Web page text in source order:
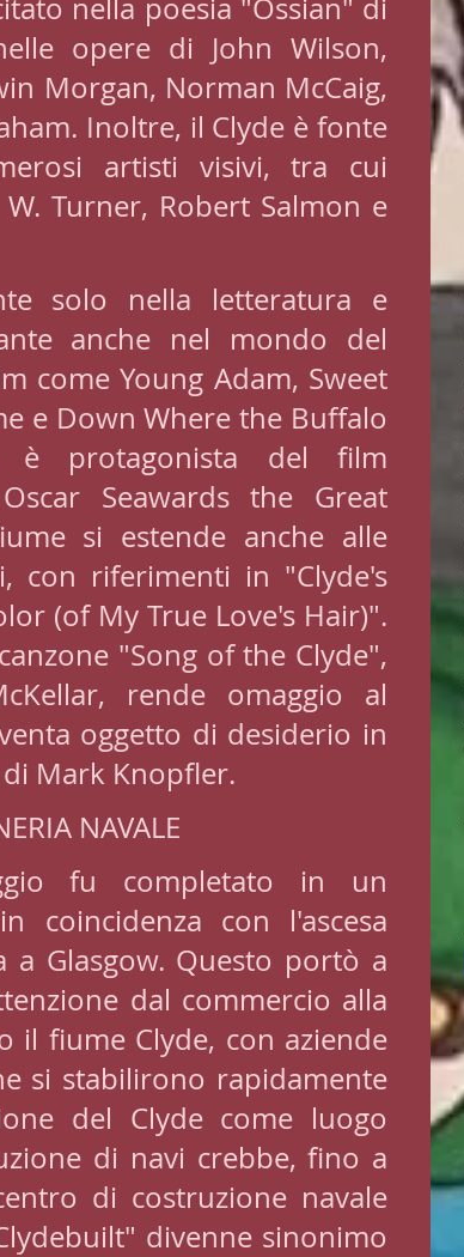
nella poesia "Ossian" di
opere di John Wilson,
Morgan, Norman McCaig,
Inoltre, il Clyde è fonte
artisti visivi, tra cui
Turner, Robert Salmon e
solo nella letteratura e
anche nel mondo del
come Young Adam, Sweet
e Down Where the Buffalo
protagonista del film
Seawards the Great
si estende anche alle
con riferimenti in "Clyde's
(of My True Love's Hair)".
"Song of the Clyde",
rende omaggio al
oggetto di desiderio in
di Mark Knopfler.
NAVALE
fu completato in un
coincidenza con l'ascesa
a Glasgow. Questo portò a
dal commercio alla
il fiume Clyde, con aziende
si stabilirono rapidamente
del Clyde come luogo
di navi crebbe, fino a
di costruzione navale
divenne sinonimo